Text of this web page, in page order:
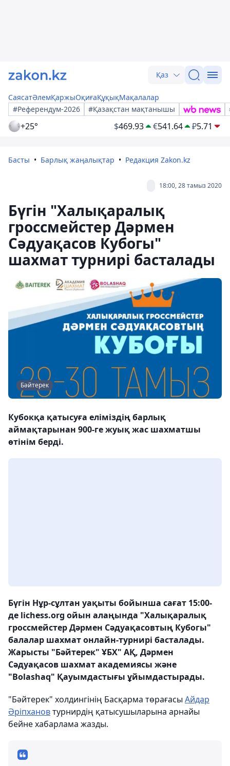
Қаз
СаясатӘлемҚаржыОқиғаҚұқықМақалалар
#Референдум-2026
#Қазақстан мақтанышы
+25° $469.93 €541.64 ₽5.71
Басты Барлық жаңалықтар Редакция Zakon.kz
18:00, 28 тамыз 2020
Бүгін "Халықаралық
гроссмейстер Дәрмен
Сәдуақасов Кубогы"
шахмат турнирі басталады
Бәйтерек
Кубокқа қатысуға еліміздің барлық
аймақтарынан 900-ге жуық жас шахматшы
өтінім берді.
Бүгін Нұр-сұлтан уақыты бойынша сағат 15:00-
де lichess.org ойын алаңында "Халықаралық
гроссмейстер Дәрмен Сәдуақасовтың Кубогы"
балалар шахмат онлайн-турнирі басталады.
Жарысты "Бәйтерек" ҰБХ" АҚ, Дәрмен
Сәдуақасов шахмат академиясы және
"Bolashaq" Қауымдастығы ұйымдастырaды.
"Бәйтерек" холдингінің Басқарма төрағасы Айдар
Әріпхановтурнирдің қатысушыларына арнайы
бейне хабарлама жазды.